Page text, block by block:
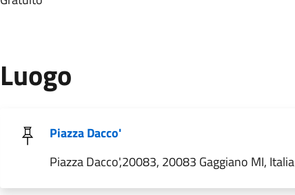
Luogo
Piazza Dacco'
Piazza Dacco',20083, 20083 Gaggiano MI, Italia